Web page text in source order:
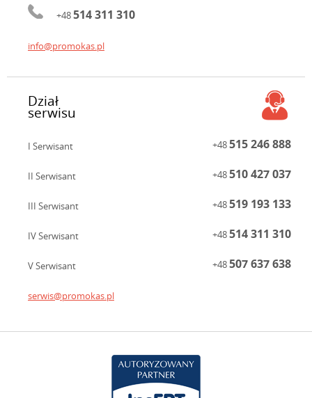
+48514 311 310
info@promokas.pl
Dział
serwisu
I Serwisant +48515 246 888
II Serwisant +48510 427 037
III Serwisant +48519 193 133
IV Serwisant +48514 311 310
V Serwisant +48507 637 638
serwis@promokas.pl